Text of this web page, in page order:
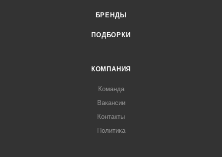
БРЕНДЫ
ПОДБОРКИ
КОМПАНИЯ
Команда
Вакансии
Контакты
Политика